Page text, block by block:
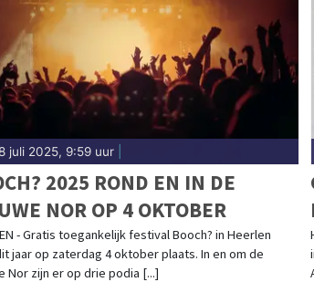
juli 2025, 9:59 uur
2025 ROND EN IN DE
NOR OP 4 OKTOBER
- Gratis toegankelijk festival Booch? in Heerlen
jaar op zaterdag 4 oktober plaats. In en om de
Nor zijn er op drie podia [...]